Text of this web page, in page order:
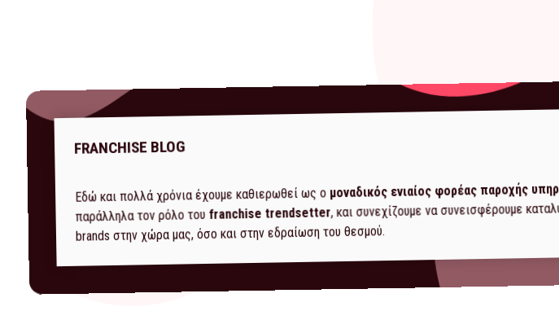
FRANCHISE BLOG
Εδώ και πολλά χρόνια έχουμε καθιερωθεί ως ο μοναδικός ενιαίος φορέας παροχής
παράλληλα τον ρόλο του franchise trendsetter, και συνεχίζουμε να συνεισφέρουμε
brands στην χώρα μας, όσο και στην εδραίωση του θεσμού.